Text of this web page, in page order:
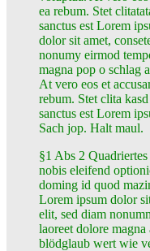
ea rebum. Stet
sanctus est Lorem
dolor sit amet,
nonumy eirmod
magna pop o schlag
At vero eos et
rebum. Stet clita
sanctus est Lorem
Sach jop. Halt maul.
§1 Abs 2
nobis eleifend
doming id quod
Lorem ipsum dolor
elit, sed diam
laoreet dolore
blödglaub wert wie